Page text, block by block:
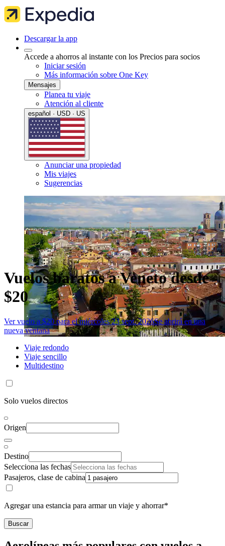
Descargar la app
Accede a ahorros al instante con los Precios para socios
Iniciar sesión
Más información sobre One Key
Mensajes
Planea tu viaje
Atención al cliente
español · USD · US
Anunciar una propiedad
Mis viajes
Sugerencias
Vuelos baratos a Veneto desde
$20
Ver vuelo a $20 para el miércoles 23 sept. 2026Se abrirá en una
nueva ventana
Viaje redondo
Viaje sencillo
Multidestino
Solo vuelos directos
Origen
Destino
Selecciona las fechas
Pasajeros, clase de cabina
Agregar una estancia para armar un viaje y ahorrar*
Buscar